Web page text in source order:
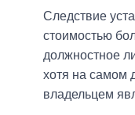
Следствие
стоимостью
должностное
хотя на самом
владельцем